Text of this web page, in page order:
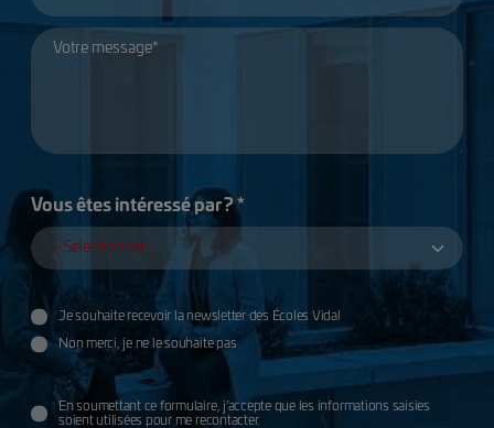
Vous êtes intéressé par ? *
Utilisation des données
Je souhaite recevoir la newsletter des Écoles Vidal
Non merci, je ne le souhaite pas
données
En soumettant ce formulaire, j’accepte que les informations saisies
soient utilisées pour me recontacter.